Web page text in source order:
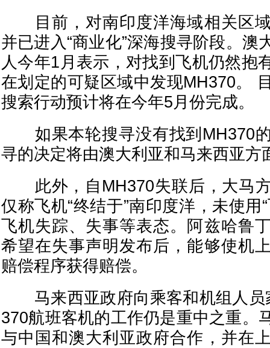
目前，对南印度洋海域相关区域
并已进入“商业化”深海搜寻阶段。澳
人今年1月表示，对找到飞机仍然抱
在划定的可疑区域中发现MH370。
搜索行动预计将在今年5月份完成。
如果本轮搜寻没有找到MH370
寻的决定将由澳大利亚和马来西亚方
此外，自MH370失联后，大马
仅称飞机“终结于”南印度洋，未使用
飞机失踪、失事等表态。阿兹哈鲁
希望在失事声明发布后，能够使机
赔偿程序获得赔偿。
马来西亚政府向乘客和机组人员
370航班客机的工作仍是重中之重。
与中国和澳大利亚政府合作，并在